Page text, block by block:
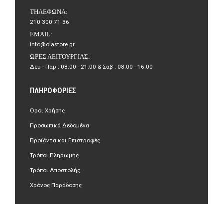
ΤΗΛΈΦΩΝΑ:
210 300 71 36
EMAIL:
info@olastore.gr
ΏΡΕΣ ΛΕΙΤΟΥΡΓΊΑΣ:
Δευ - Παρ : 08:00 - 21:00 & Σαβ : 08:00 - 16:00
ΠΛΗΡΟΦΟΡΊΕΣ
Όροι Χρήσης
Προσωπικά Δεδομένα
Προϊόντα και Επιστροφές
Τρόποι Πληρωμής
Τρόποι Αποστολής
Χρόνος Παράδοσης